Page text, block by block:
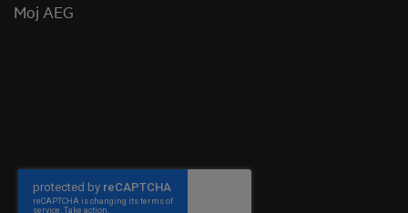
Moj AEG